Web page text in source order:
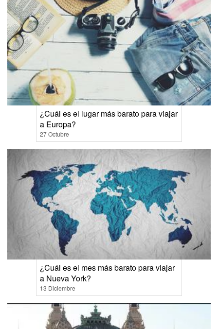
¿Cuál es el lugar más barato para viajar
a Europa?
27 Octubre
¿Cuál es el mes más barato para viajar
a Nueva York?
13 Diciembre